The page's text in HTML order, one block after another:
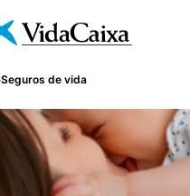
Saltar al contenido
Seguros de vida